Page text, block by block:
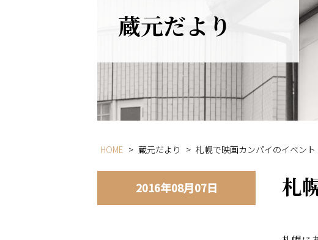
蔵元だより
HOME > 蔵元だより > 札幌で映画カンパイのイベント
2016年08月07日 札